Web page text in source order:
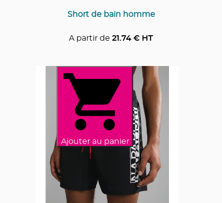
Short de bain homme
A partir de 21.74 € HT
Ajouter au panier